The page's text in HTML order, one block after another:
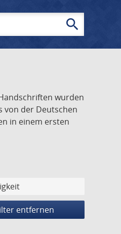
search
wurden
von der Deutschen
in einem ersten
entfernen